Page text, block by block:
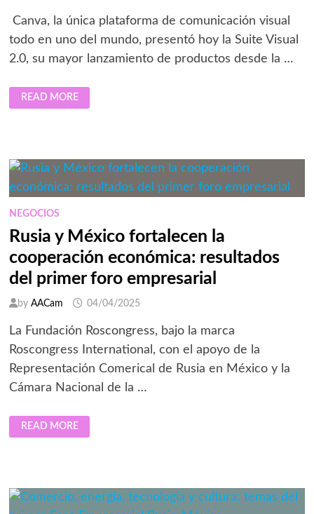
Canva, la única plataforma de comunicación visual
todo en uno del mundo, presentó hoy la Suite Visual
2.0, su mayor lanzamiento de productos desde la …
CANVA
PRESENTA
SUITE
LA
CREATIVIDAD
PRODUCTIVIDAD
READ MORE
NEGOCIOS
Rusia y México fortalecen la
cooperación económica: resultados
del primer foro empresarial
by AACam 04/04/2025
La Fundación Roscongress, bajo la marca
Roscongress International, con el apoyo de la
Representación Comerical de Rusia en México y la
Cámara Nacional de la …
RUSIA
Y
MÉXICO
RESULTADOS
DEL
PRIMER
READ MORE